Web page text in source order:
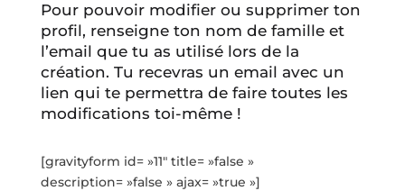
Pour pouvoir modifier ou supprimer ton
profil, renseigne ton nom de famille et
l’email que tu as utilisé lors de la
création. Tu recevras un email avec un
lien qui te permettra de faire toutes les
modifications toi-même !
[gravityform id= »11″ title= »false »
description= »false » ajax= »true »]